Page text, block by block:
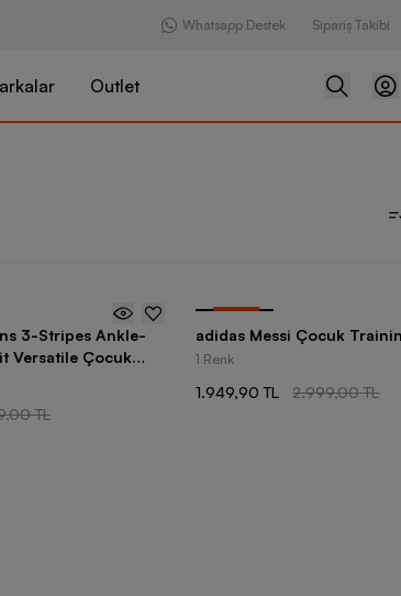
Whatsapp Destek Sipariş Takibi
Outlet
3-Stripes Ankle-
Versatile Çocuk
TL
adidas Messi Çocuk
1 Renk
1.949,90 TL 2.999,00 TL